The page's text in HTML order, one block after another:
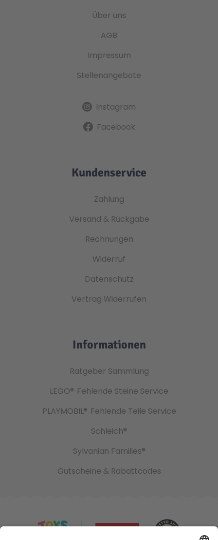
Über uns
AGB
Impressum
Stellenangebote
Instagram
Facebook
Kundenservice
Zahlung
Versand & Rückgabe
Rechnungen
Widerruf
Datenschutz
Vertrag Widerrufen
Informationen
Ratgeber Sammlung
LEGO® Fehlende Steine Service
PLAYMOBIL® Fehlende Teile Service
Schleich®
Sylvanian Families®
Gutscheine & Rabattcodes